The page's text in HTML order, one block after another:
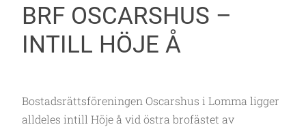
BRF OSCARSHUS –
INTILL HÖJE Å
Bostadsrättsföreningen Oscarshus i Lomma ligger
alldeles intill Höje å vid östra brofästet av